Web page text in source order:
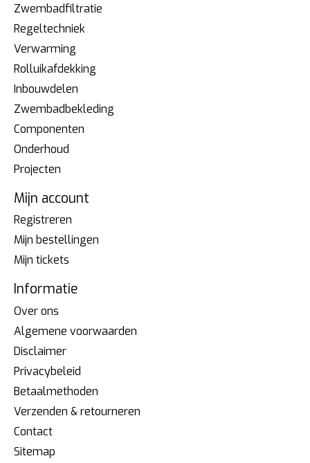
Zwembadfiltratie
Regeltechniek
Verwarming
Rolluikafdekking
Inbouwdelen
Zwembadbekleding
Componenten
Onderhoud
Projecten
Mijn account
Registreren
Mijn bestellingen
Mijn tickets
Informatie
Over ons
Algemene voorwaarden
Disclaimer
Privacybeleid
Betaalmethoden
Verzenden & retourneren
Contact
Sitemap